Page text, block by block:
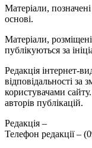
Матеріали,
основі.
Матеріали,
публікуються за
Редакція інтернет-
відповідальності за
користувачами
авторів публікацій.
Редакція –
Телефон редакції –